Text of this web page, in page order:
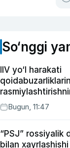
So‘nggi
IIV yo‘l harakati
tartibini taklif qildi
Bugun, 11:47
“PSJ” rossiyalik
bilan xayrlashishi